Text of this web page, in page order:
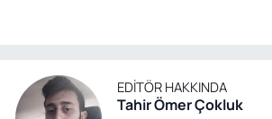
EDITÖR HAKKINDA
Tahir Ömer Çokluk